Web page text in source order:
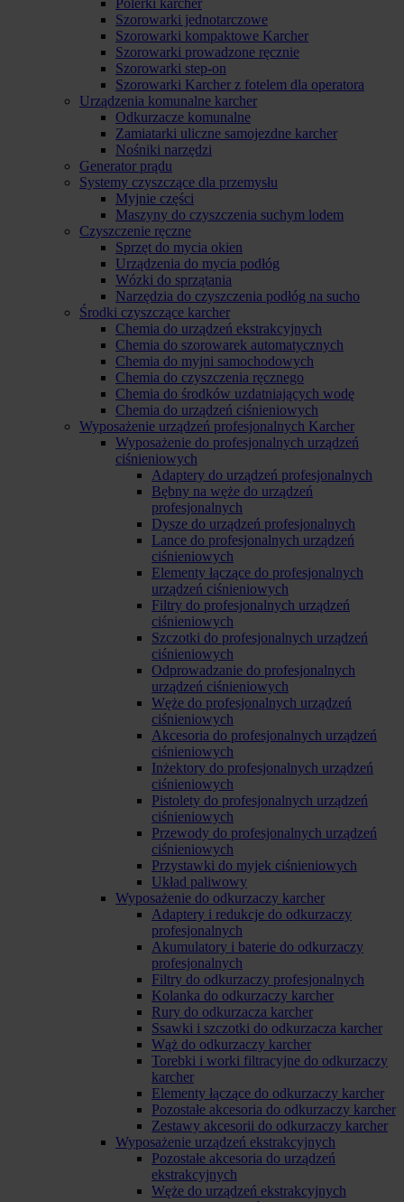
Polerki karcher
Szorowarki jednotarczowe
Szorowarki kompaktowe Karcher
Szorowarki prowadzone ręcznie
Szorowarki step-on
Szorowarki Karcher z fotelem dla operatora
Urządzenia komunalne karcher
Odkurzacze komunalne
Zamiatarki uliczne samojezdne karcher
Nośniki narzędzi
Generator prądu
Systemy czyszczące dla przemysłu
Myjnie części
Maszyny do czyszczenia suchym lodem
Czyszczenie ręczne
Sprzęt do mycia okien
Urządzenia do mycia podłóg
Wózki do sprzątania
Narzędzia do czyszczenia podłóg na sucho
Środki czyszczące karcher
Chemia do urządzeń ekstrakcyjnych
Chemia do szorowarek automatycznych
Chemia do myjni samochodowych
Chemia do czyszczenia ręcznego
Chemia do środków uzdatniających wodę
Chemia do urządzeń ciśnieniowych
Wyposażenie urządzeń profesjonalnych Karcher
Wyposażenie do profesjonalnych urządzeń
ciśnieniowych
Adaptery do urządzeń profesjonalnych
Bębny na węże do urządzeń
profesjonalnych
Dysze do urządzeń profesjonalnych
Lance do profesjonalnych urządzeń
ciśnieniowych
Elementy łączące do profesjonalnych
urządzeń ciśnieniowych
Filtry do profesjonalnych urządzeń
ciśnieniowych
Szczotki do profesjonalnych urządzeń
ciśnieniowych
Odprowadzanie do profesjonalnych
urządzeń ciśnieniowych
Węże do profesjonalnych urządzeń
ciśnieniowych
Akcesoria do profesjonalnych urządzeń
ciśnieniowych
Inżektory do profesjonalnych urządzeń
ciśnieniowych
Pistolety do profesjonalnych urządzeń
ciśnieniowych
Przewody do profesjonalnych urządzeń
ciśnieniowych
Przystawki do myjek ciśnieniowych
Układ paliwowy
Wyposażenie do odkurzaczy karcher
Adaptery i redukcje do odkurzaczy
profesjonalnych
Akumulatory i baterie do odkurzaczy
profesjonalnych
Filtry do odkurzaczy profesjonalnych
Kolanka do odkurzaczy karcher
Rury do odkurzacza karcher
Ssawki i szczotki do odkurzacza karcher
Wąż do odkurzaczy karcher
Torebki i worki filtracyjne do odkurzaczy
karcher
Elementy łączące do odkurzaczy karcher
Pozostałe akcesoria do odkurzaczy karcher
Zestawy akcesorii do odkurzaczy karcher
Wyposażenie urządzeń ekstrakcyjnych
Pozostałe akcesoria do urządzeń
ekstrakcyjnych
Węże do urządzeń ekstrakcyjnych